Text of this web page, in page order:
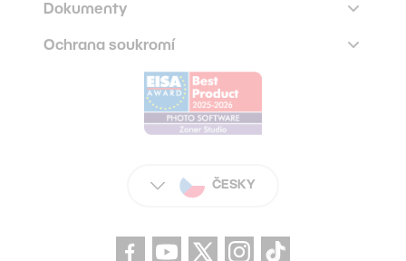
Dokumenty
Ochrana soukromí
ČESKY